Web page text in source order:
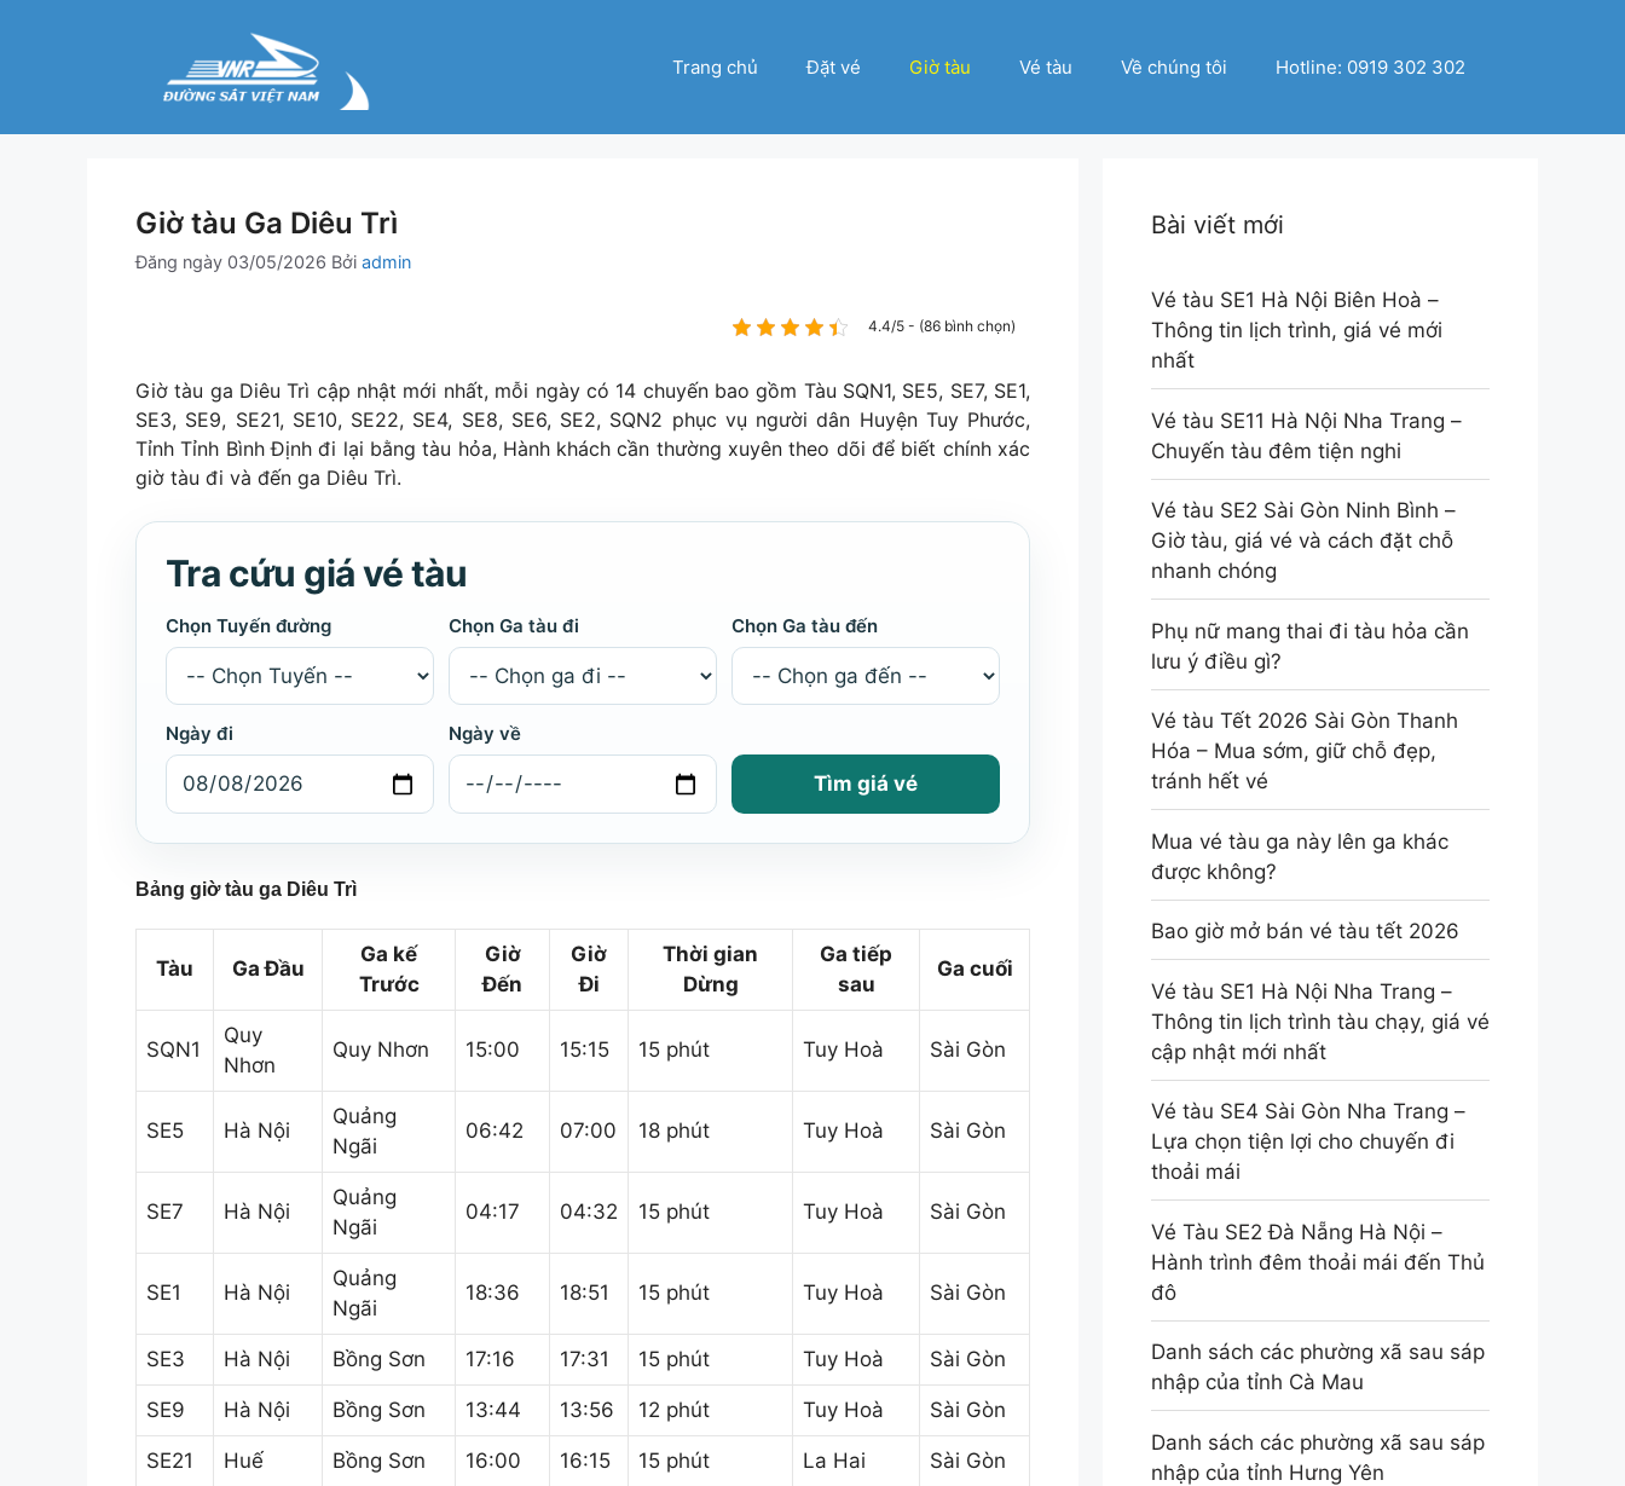
Trang chủ Đặt vé Giờ tàu Vé tàu Về chúng tôi Hotline: 0919 302 302
Giờ tàu Ga Diêu Trì
Đăng ngày 03/05/2026 Bởi admin
4.4/5 - (86 bình chọn)
Giờ tàu ga Diêu Trì cập nhật mới nhất, mỗi ngày có 14 chuyến bao gồm Tàu SQN1, SE5, SE7, SE1,
SE3, SE9, SE21, SE10, SE22, SE4, SE8, SE6, SE2, SQN2 phục vụ người dân Huyện Tuy Phước,
Tỉnh Tỉnh Bình Định đi lại bằng tàu hỏa, Hành khách cần thường xuyên theo dõi để biết chính xác
giờ tàu đi và đến ga Diêu Trì.
Tra cứu giá vé tàu
Chọn Tuyến đường Chọn Ga tàu đi Chọn Ga tàu đến
Ngày đi Ngày về
Tìm giá vé
Bảng giờ tàu ga Diêu Trì
Tàu Ga Đầu
Ga kế
Trước
Giờ
Đến
Giờ
Đi
Thời gian
Dừng
Ga tiếp
sau
Ga cuối
SQN1
Quy
Nhơn
Quy Nhơn 15:00 15:15 15 phút Tuy Hoà Sài Gòn
SE5 Hà Nội
Quảng
Ngãi
06:42 07:00 18 phút Tuy Hoà Sài Gòn
SE7 Hà Nội
Quảng
Ngãi
04:17 04:32 15 phút Tuy Hoà Sài Gòn
SE1 Hà Nội
Quảng
Ngãi
18:36 18:51 15 phút Tuy Hoà Sài Gòn
SE3 Hà Nội Bồng Sơn 17:16 17:31 15 phút Tuy Hoà Sài Gòn
SE9 Hà Nội Bồng Sơn 13:44 13:56 12 phút Tuy Hoà Sài Gòn
SE21 Huế Bồng Sơn 16:00 16:15 15 phút La Hai Sài Gòn
Bài viết mới
Vé tàu SE1 Hà Nội Biên Hoà –
Thông tin lịch trình, giá vé mới
nhất
Vé tàu SE11 Hà Nội Nha Trang –
Chuyến tàu đêm tiện nghi
Vé tàu SE2 Sài Gòn Ninh Bình –
Giờ tàu, giá vé và cách đặt chỗ
nhanh chóng
Phụ nữ mang thai đi tàu hỏa cần
lưu ý điều gì?
Vé tàu Tết 2026 Sài Gòn Thanh
Hóa – Mua sớm, giữ chỗ đẹp,
tránh hết vé
Mua vé tàu ga này lên ga khác
được không?
Bao giờ mở bán vé tàu tết 2026
Vé tàu SE1 Hà Nội Nha Trang –
Thông tin lịch trình tàu chạy, giá vé
cập nhật mới nhất
Vé tàu SE4 Sài Gòn Nha Trang –
Lựa chọn tiện lợi cho chuyến đi
thoải mái
Vé Tàu SE2 Đà Nẵng Hà Nội –
Hành trình đêm thoải mái đến Thủ
đô
Danh sách các phường xã sau sáp
nhập của tỉnh Cà Mau
Danh sách các phường xã sau sáp
nhập của tỉnh Hưng Yên